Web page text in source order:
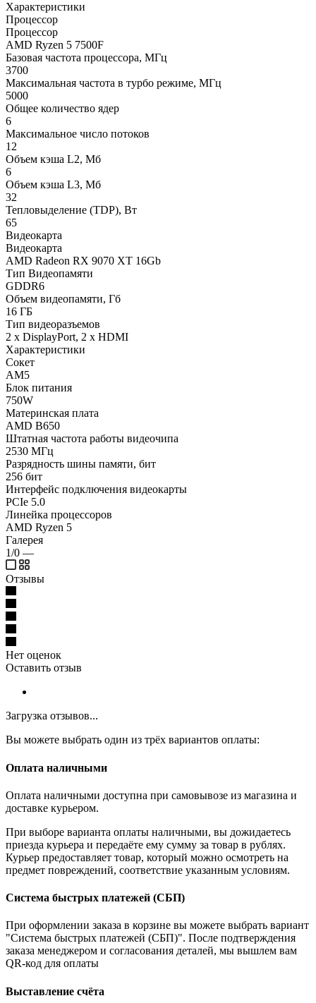
Характеристики
Процессор
Процессор
AMD Ryzen 5 7500F
Базовая частота процессора, МГц
3700
Максимальная частота в турбо режиме, МГц
5000
Общее количество ядер
6
Максимальное число потоков
12
Объем кэша L2, Мб
6
Объем кэша L3, Мб
32
Тепловыделение (TDP), Вт
65
Видеокарта
Видеокарта
AMD Radeon RX 9070 XT 16Gb
Тип Видеопамяти
GDDR6
Объем видеопамяти, Гб
16 ГБ
Тип видеоразъемов
2 x DisplayPort, 2 x HDMI
Характеристики
Сокет
AM5
Блок питания
750W
Материнская плата
AMD B650
Штатная частота работы видеочипа
2530 МГц
Разрядность шины памяти, бит
256 бит
Интерфейс подключения видеокарты
PCIe 5.0
Линейка процессоров
AMD Ryzen 5
Галерея
1/0 —
Отзывы
Нет оценок
Оставить отзыв
Загрузка отзывов...
Вы можете выбрать один из трёх вариантов оплаты:
Оплата наличными
Оплата наличными доступна при самовывозе из магазина и
доставке курьером.
При выборе варианта оплаты наличными, вы дожидаетесь
приезда курьера и передаёте ему сумму за товар в рублях.
Курьер предоставляет товар, который можно осмотреть на
предмет повреждений, соответствие указанным условиям.
Система быстрых платежей (СБП)
При оформлении заказа в корзине вы можете выбрать вариант
"Система быстрых платежей (СБП)". После подтверждения
заказа менеджером и согласования деталей, мы вышлем вам
QR-код для оплаты
Выставление счёта